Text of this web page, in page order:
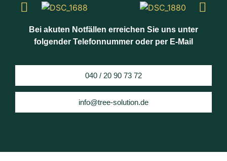
Bei akuten Notfällen erreichen Sie uns unter
folgender Telefonnummer oder per E-Mail
040 / 20 90 73 72
info@tree-solution.de